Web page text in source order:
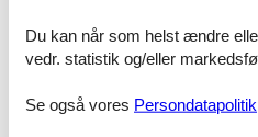
Afstand
Banegård
Du kan når som helst ændre
vedr. statistik og/eller
Se også vores Persondatapolitik